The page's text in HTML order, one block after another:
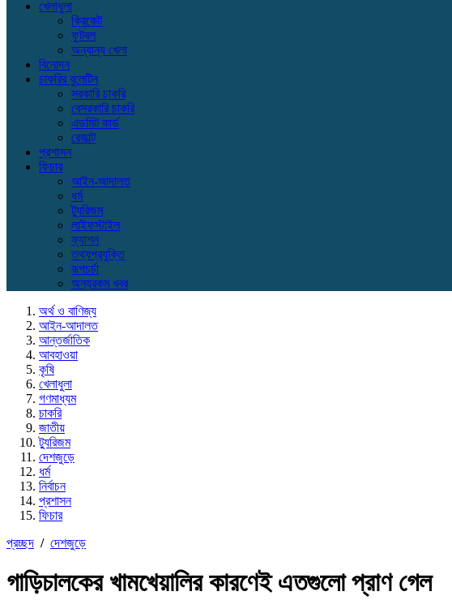
খেলাধুলা
ক্রিকেট
ফুটবল
অন্যান্য খেলা
বিনোদন
চাকরির বুলেটিন
সরকারি চাকরি
বেসরকারি চাকরি
এডমিট কার্ড
রেজাল্ট
প্রশাসন
ফিচার
আইন-আদালত
ধর্ম
ট্যুরিজম
লাইফস্টাইল
ফ্যাশন
তথ্যপ্রযুক্তি
রূপচর্চা
অন্যরকম খবর
অর্থ ও বাণিজ্য
আইন-আদালত
আন্তর্জাতিক
আবহাওয়া
কৃষি
খেলাধুলা
গণমাধ্যম
চাকরি
জাতীয়
ট্যুরিজম
দেশজুড়ে
ধর্ম
নির্বাচন
প্রশাসন
ফিচার
প্রচ্ছদ / দেশজুড়ে
গাড়িচালকের খামখেয়ালির কারণেই এতগুলো প্রাণ গেল